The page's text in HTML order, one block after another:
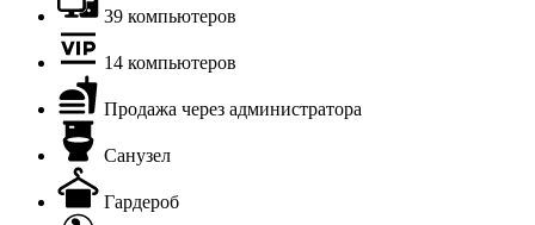
39 компьютеров
14 компьютеров
Продажа через администратора
Санузел
Гардероб